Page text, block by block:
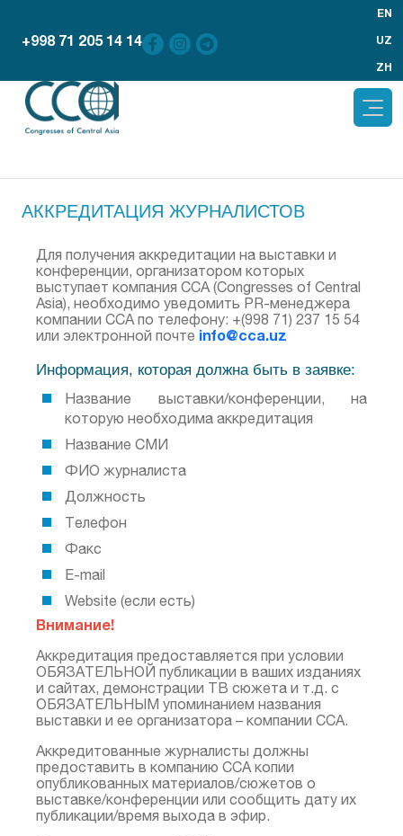
+998 71 205 14 14
EN
UZ
ZH
АККРЕДИТАЦИЯ ЖУРНАЛИСТОВ
Для получения аккредитации на выставки и
конференции, организатором которых
выступает компания CCA (Congresses of Central
Asia), необходимо уведомить PR-менеджера
компании CCA по телефону: +(998 71) 237 15 54
или электронной почте info@cca.uz
Информация, которая должна быть в заявке:
Название выставки/конференции, на
которую необходима аккредитация
Название СМИ
ФИО журналиста
Должность
Телефон
Факс
Е-mail
Website (если есть)
Внимание!
Аккредитация предоставляется при условии
ОБЯЗАТЕЛЬНОЙ публикации в ваших изданиях
и сайтах, демонстрации ТВ сюжета и т.д. с
ОБЯЗАТЕЛЬНЫМ упоминанием названия
выставки и ее организатора – компании CCA.
Аккредитованные журналисты должны
предоставить в компанию CCA копии
опубликованных материалов/сюжетов о
выставке/конференции или сообщить дату их
публикации/время выхода в эфир.